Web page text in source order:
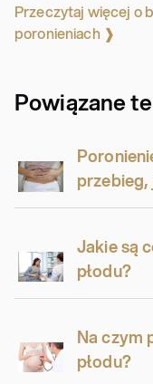
Przeczytaj więcej o
poronieniach ❱
Powiązane
Jakie są
płodu?
Na czym
płodu?